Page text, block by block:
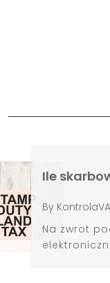
Ile
By
Na zwrot